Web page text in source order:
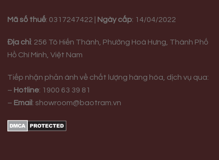
Mã số thuế: 0317247422 | Ngày cấp: 14/04/2022
Địa chỉ: 256 Tô Hiến Thành, Phường Hoà Hưng, Thành Phố
Hồ Chí Minh, Việt Nam
Tiếp nhận phản ánh về chất lượng hàng hóa, dịch vụ qua:
– Hotline: 1900 63 39 81
– Email : showroom@baotram.vn